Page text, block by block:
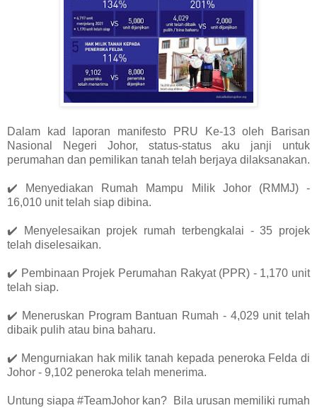
Dalam kad laporan manifesto PRU Ke-13 oleh Barisan
Nasional Negeri Johor, status-status aku janji untuk
perumahan dan pemilikan tanah telah berjaya dilaksanakan.
✔️ Menyediakan Rumah Mampu Milik Johor (RMMJ) -
16,010 unit telah siap dibina.
✔️ Menyelesaikan projek rumah terbengkalai - 35 projek
telah diselesaikan.
✔️ Pembinaan Projek Perumahan Rakyat (PPR) - 1,170 unit
telah siap.
✔️ Meneruskan Program Bantuan Rumah - 4,029 unit telah
dibaik pulih atau bina baharu.
✔️ Mengurniakan hak milik tanah kepada peneroka Felda di
Johor - 9,102 peneroka telah menerima.
Untung siapa #TeamJohor kan? Bila urusan memiliki rumah